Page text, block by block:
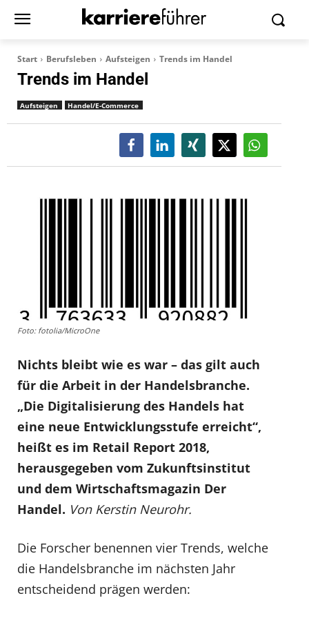
Start Berufsleben Aufsteigen Trends im Handel
Trends im Handel
Aufsteigen Handel/E-Commerce
Foto: fotolia/MicroOne
Nichts bleibt wie es war – das gilt auch
für die Arbeit in der Handelsbranche.
„Die Digitalisierung des Handels hat
eine neue Entwicklungsstufe erreicht“,
heißt es im Retail Report 2018,
herausgegeben vom Zukunftsinstitut
und dem Wirtschaftsmagazin Der
Handel. Von Kerstin Neurohr.
Die Forscher benennen vier Trends, welche
die Handelsbranche im nächsten Jahr
entscheidend prägen werden: